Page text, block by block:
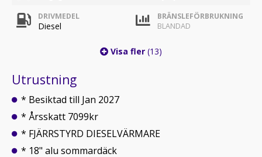
DRIVMEDEL
Diesel
BRÄNSLEFÖRBRUKNING
BLANDAD
Visa fler (13)
Utrustning
* Besiktad till Jan 2027
* Årsskatt 7099kr
* FJÄRRSTYRD DIESELVÄRMARE
* 18" alu sommardäck